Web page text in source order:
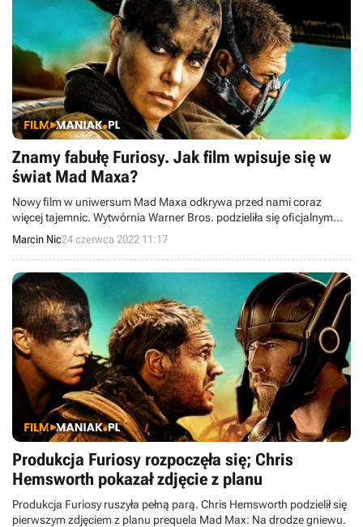
Znamy fabułę Furiosy. Jak film wpisuje się w
świat Mad Maxa?
Nowy film w uniwersum Mad Maxa odkrywa przed nami coraz
więcej tajemnic. Wytwórnia Warner Bros. podzieliła się oficjalnym
opisem fabuły widowiska.
Marcin Nic24 czerwca 2022 11:17
Produkcja Furiosy rozpoczęła się; Chris
Hemsworth pokazał zdjęcie z planu
Produkcja Furiosy ruszyła pełną parą. Chris Hemsworth podzielił się
pierwszym zdjęciem z planu prequela Mad Max: Na drodze gniewu.